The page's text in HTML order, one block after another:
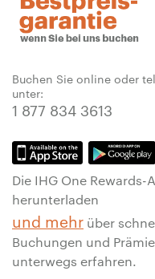
Buchen Sie online oder
unter:
1 877 834 3613
Die IHG One Rewards-
herunterladen
und mehr über
Buchungen und
unterwegs erfahren.